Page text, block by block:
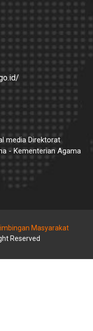
media Direktorat
- Kementerian Agama
Masyarakat
Reserved